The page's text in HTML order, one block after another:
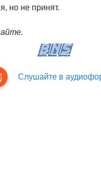
но не принят.
Слушайте в